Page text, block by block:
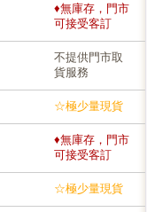
♦無庫存，門市
可接受客訂
不提供門市取
貨服務
☆極少量現貨
♦無庫存，門市
可接受客訂
☆極少量現貨